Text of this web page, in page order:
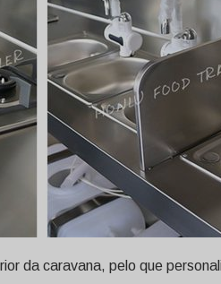
da caravana, pelo que